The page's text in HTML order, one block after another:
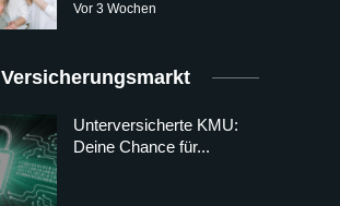
Vor 3 Wochen
Versicherungsmarkt
Unterversicherte KMU:
Deine Chance für...